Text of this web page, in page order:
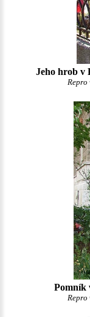
Jeho hrob v
Repro
Pomník
Repro